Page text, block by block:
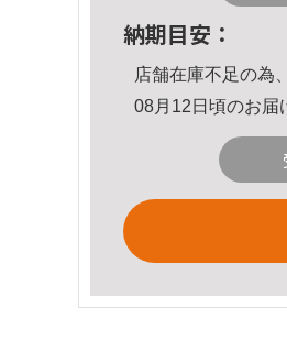
納期目安：
店舗在庫不足の為
08月12日頃のお届